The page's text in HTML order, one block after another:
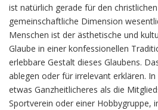
ist natürlich gerade für den
gemeinschaftliche Dimension
Menschen ist der ästhetische und
Glaube in einer konfessionellen
erlebbare Gestalt dieses Glaubens.
ablegen oder für irrelevant erklären.
etwas Ganzheitlicheres als die
Sportverein oder einer Hobbygruppe,